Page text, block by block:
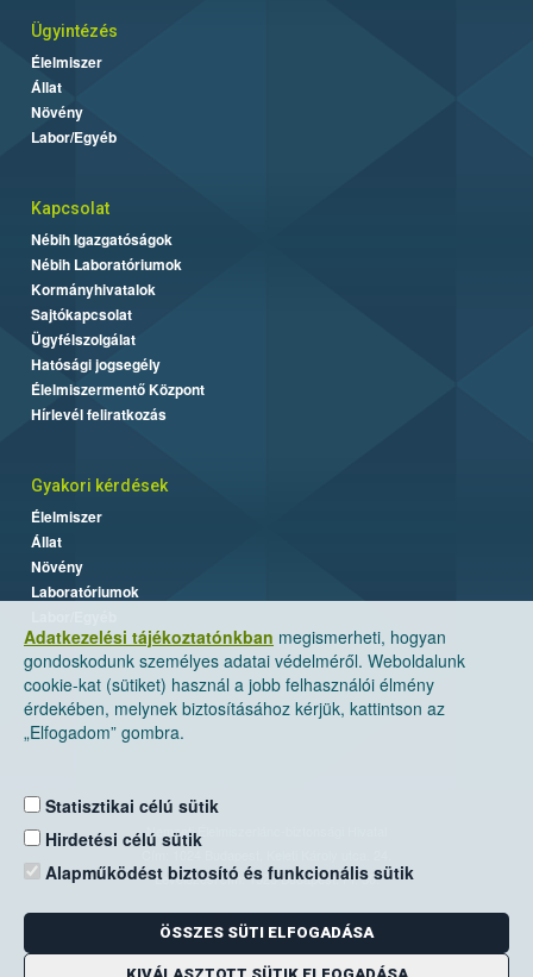
Adatkezelési tájékoztatónkban megismerheti, hogyan
gondoskodunk személyes adatai védelméről. Weboldalunk
cookie-kat (sütiket) használ a jobb felhasználói élmény
érdekében, melynek biztosításához kérjük, kattintson az
„Elfogadom” gombra.
Statisztikai célú sütik
Hirdetési célú sütik
Alapműködést biztosító és funkcionális sütik
ÖSSZES SÜTI ELFOGADÁSA
Ügyintézés
Élelmiszer
Állat
Növény
Labor/Egyéb
Kapcsolat
Nébih Igazgatóságok
Nébih Laboratóriumok
Kormányhivatalok
Sajtókapcsolat
Ügyfélszolgálat
Hatósági jogsegély
Élelmiszermentő Központ
Hírlevél feliratkozás
Gyakori kérdések
Élelmiszer
Állat
Növény
Laboratóriumok
Nemzeti Élelmiszerlánc-biztonsági Hivatal
Levelezési cím: 1525 Budapest. Pf. 30.
E-mail:ugyfelszolgalat@nebih.gov.hu
Zöld szám: 06-80/263-244